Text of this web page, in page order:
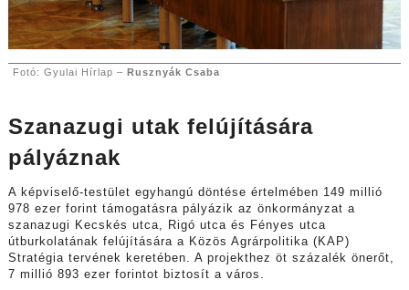
Fotó: Gyulai Hírlap – Rusznyák Csaba
Szanazugi utak felújítására
pályáznak
A képviselő-testület egyhangú döntése értelmében 149 millió
978 ezer forint támogatásra pályázik az önkormányzat a
szanazugi Kecskés utca, Rigó utca és Fényes utca
útburkolatának felújítására a Közös Agrárpolitika (KAP)
Stratégia tervének keretében. A projekthez öt százalék önerőt,
7 millió 893 ezer forintot biztosít a város.